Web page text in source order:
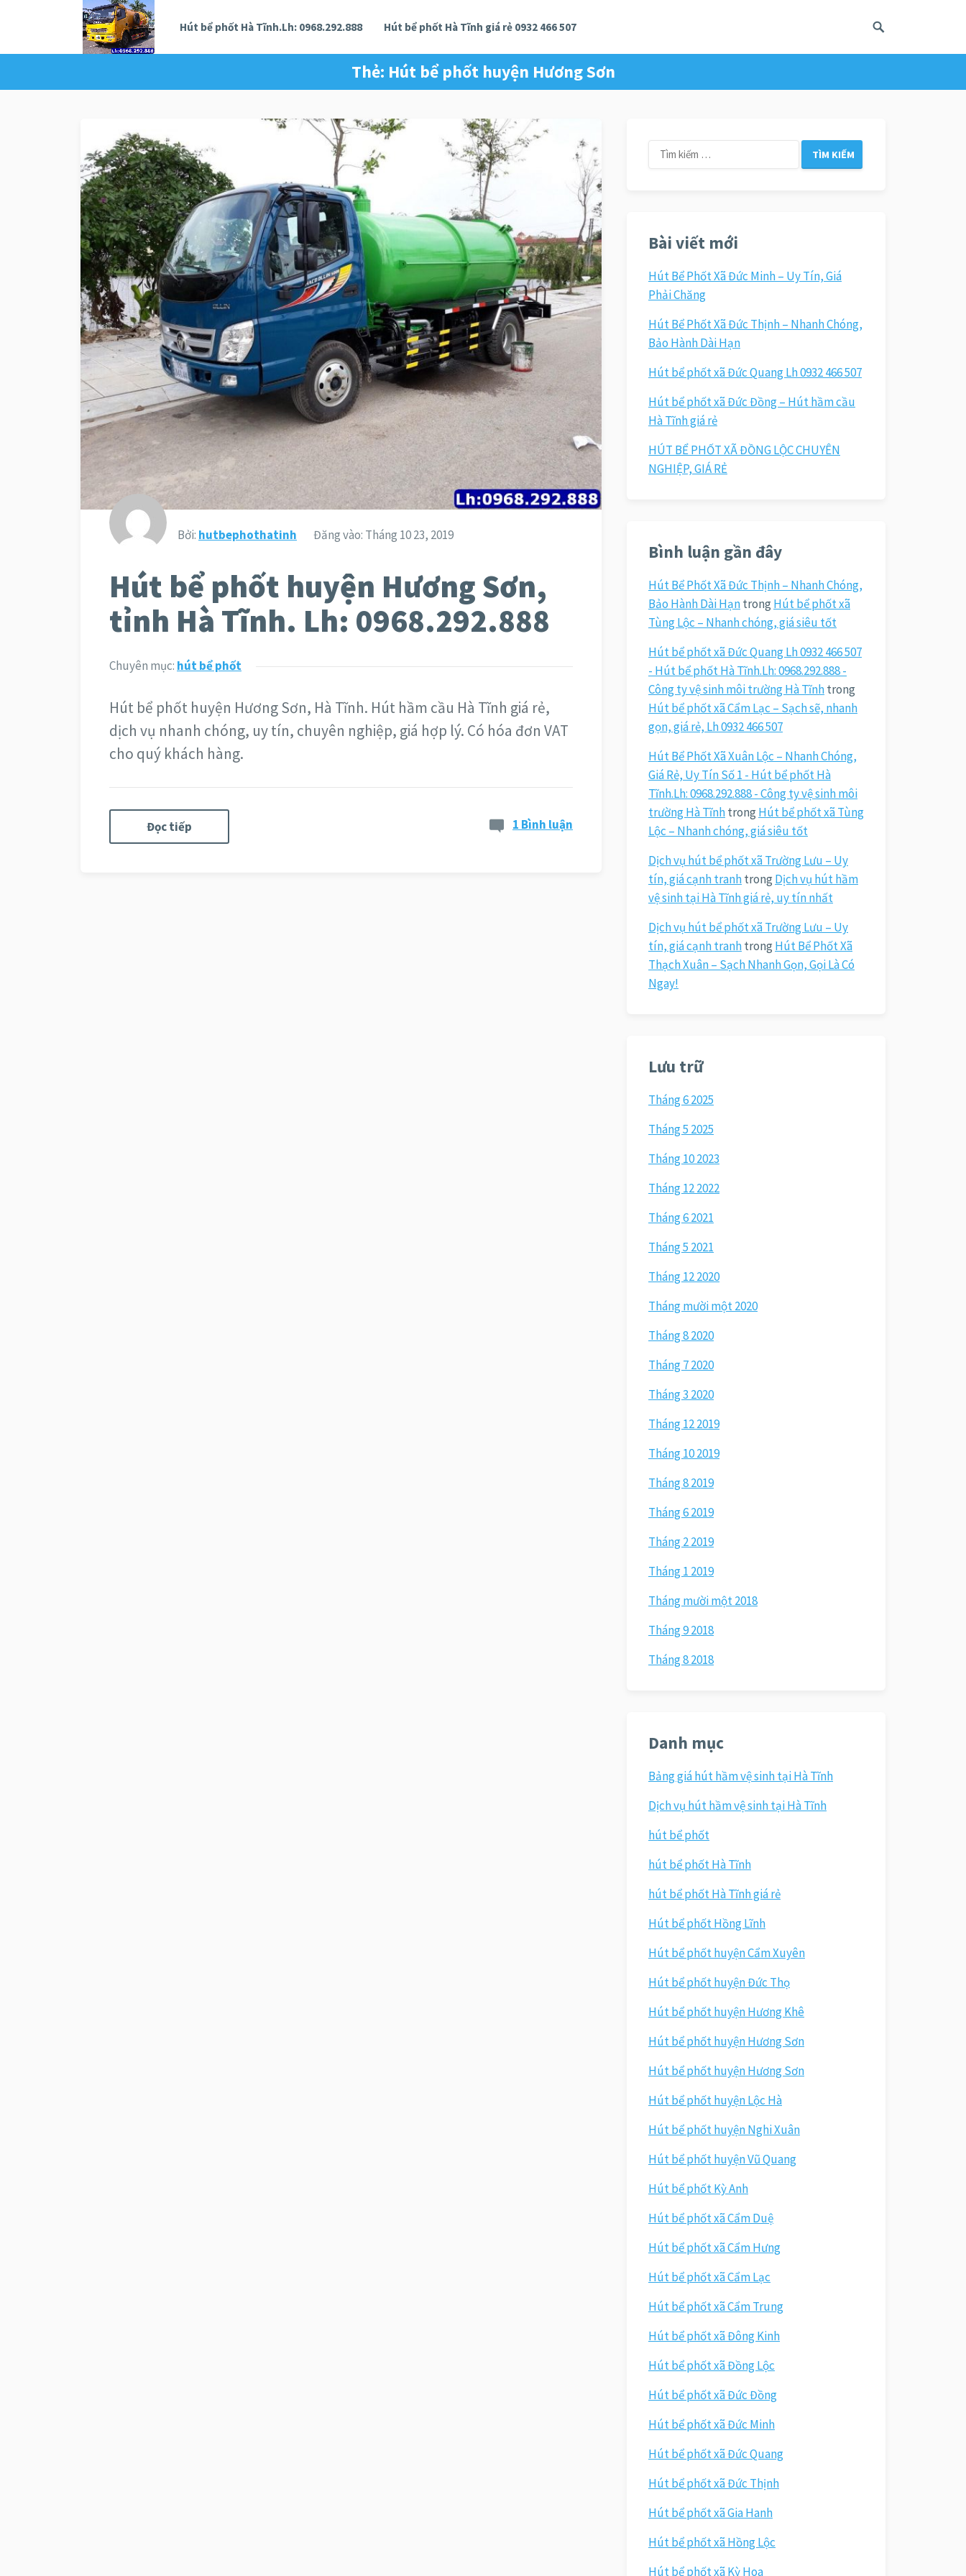
Hút bể phốt Hà Tĩnh.Lh: 0968.292.888 Hút bể phốt Hà Tĩnh giá rẻ 0932 466 507
Thẻ: Hút bể phốt huyện Hương Sơn
Bởi: hutbephothatinh Đăng vào: Tháng 10 23, 2019
Hút bể phốt huyện Hương Sơn,
tỉnh Hà Tĩnh. Lh: 0968.292.888
Chuyên mục: hút bể phốt
Hút bể phốt huyện Hương Sơn, Hà Tĩnh. Hút hầm cầu Hà Tĩnh giá rẻ,
dịch vụ nhanh chóng, uy tín, chuyên nghiệp, giá hợp lý. Có hóa đơn VAT
cho quý khách hàng.
Đọc tiếp 1 Bình luận
Tìm
kiếm
Bài viết mới
Hút Bể Phốt Xã Đức Minh – Uy Tín, Giá
Phải Chăng
Hút Bể Phốt Xã Đức Thịnh – Nhanh Chóng,
Bảo Hành Dài Hạn
Hút bể phốt xã Đức Quang Lh 0932 466 507
Hút bể phốt xã Đức Đồng – Hút hầm cầu
Hà Tĩnh giá rẻ
HÚT BỂ PHỐT XÃ ĐỒNG LỘC CHUYÊN
NGHIỆP, GIÁ RẺ
Bình luận gần đây
Hút Bể Phốt Xã Đức Thịnh – Nhanh Chóng,
Bảo Hành Dài Hạntrong Hút bể phốt xã
Tùng Lộc – Nhanh chóng, giá siêu tốt
Hút bể phốt xã Đức Quang Lh 0932 466 507
- Hút bể phốt Hà Tĩnh.Lh: 0968.292.888 -
Công ty vệ sinh môi trường Hà Tĩnhtrong
Hút bể phốt xã Cẩm Lạc – Sạch sẽ, nhanh
gọn, giá rẻ, Lh 0932 466 507
Hút Bể Phốt Xã Xuân Lộc – Nhanh Chóng,
Giá Rẻ, Uy Tín Số 1 - Hút bể phốt Hà
Tĩnh.Lh: 0968.292.888 - Công ty vệ sinh môi
trường Hà Tĩnhtrong Hút bể phốt xã Tùng
Lộc – Nhanh chóng, giá siêu tốt
Dịch vụ hút bể phốt xã Trường Lưu – Uy
tín, giá cạnh tranhtrong Dịch vụ hút hầm
vệ sinh tại Hà Tĩnh giá rẻ, uy tín nhất
Dịch vụ hút bể phốt xã Trường Lưu – Uy
tín, giá cạnh tranhtrong Hút Bể Phốt Xã
Thạch Xuân – Sạch Nhanh Gọn, Gọi Là Có
Ngay!
Lưu trữ
Tháng 6 2025
Tháng 5 2025
Tháng 10 2023
Tháng 12 2022
Tháng 6 2021
Tháng 5 2021
Tháng 12 2020
Tháng mười một 2020
Tháng 8 2020
Tháng 7 2020
Tháng 3 2020
Tháng 12 2019
Tháng 10 2019
Tháng 8 2019
Tháng 6 2019
Tháng 2 2019
Tháng 1 2019
Tháng mười một 2018
Tháng 9 2018
Tháng 8 2018
Danh mục
Bảng giá hút hầm vệ sinh tại Hà Tĩnh
Dịch vụ hút hầm vệ sinh tại Hà Tĩnh
hút bể phốt
hút bể phốt Hà Tĩnh
hút bể phốt Hà Tĩnh giá rẻ
Hút bể phốt Hồng Lĩnh
Hút bể phốt huyện Cẩm Xuyên
Hút bể phốt huyện Đức Thọ
Hút bể phốt huyện Hương Khê
Hút bể phốt huyện Hương Sơn
Hút bể phốt huyện Hương Sơn
Hút bể phốt huyện Lộc Hà
Hút bể phốt huyện Nghi Xuân
Hút bể phốt huyện Vũ Quang
Hút bể phốt Kỳ Anh
Hút bể phốt xã Cẩm Duệ
Hút bể phốt xã Cẩm Hưng
Hút bể phốt xã Cẩm Lạc
Hút bể phốt xã Cẩm Trung
Hút bể phốt xã Đông Kinh
Hút bể phốt xã Đồng Lộc
Hút bể phốt xã Đức Đồng
Hút bể phốt xã Đức Minh
Hút bể phốt xã Đức Quang
Hút bể phốt xã Đức Thịnh
Hút bể phốt xã Gia Hanh
Hút bể phốt xã Hồng Lộc
Hút bể phốt xã Kỳ Hoa